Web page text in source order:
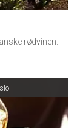
rødvinen.